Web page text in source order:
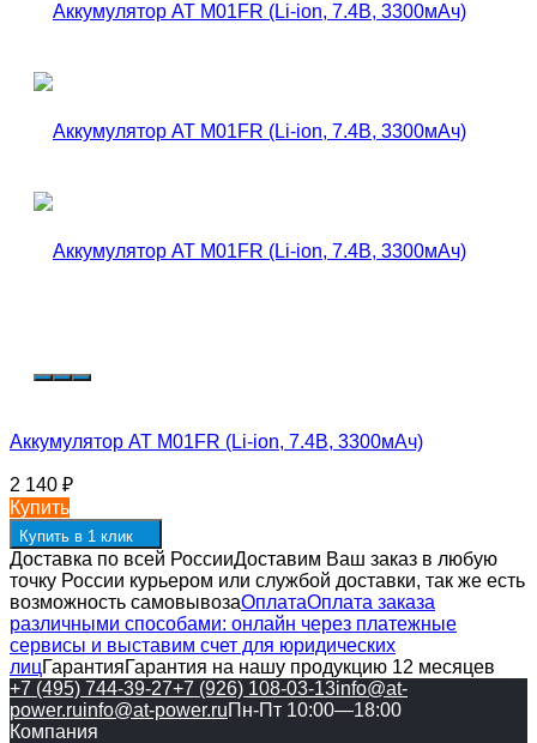
Аккумулятор АТ M01FR (Li-ion, 7.4В, 3300мАч)
2 140 ₽
Купить
Купить в 1 клик
Доставка по всей РоссииДоставим Ваш заказ в любую
точку России курьером или службой доставки, так же есть
возможность самовывозаОплатаОплата заказа
различными способами: онлайн через платежные
сервисы и выставим счет для юридических
лицГарантияГарантия на нашу продукцию 12 месяцев
+7 (495) 744-39-27+7 (926) 108-03-13info@at-
power.ruinfo@at-power.ruПн-Пт 10:00—18:00
Компания